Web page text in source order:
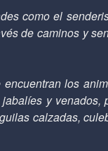
como el
de caminos y
los
y
calzadas,